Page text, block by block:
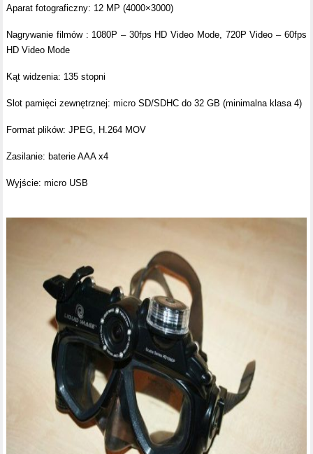
Aparat fotograficzny: 12 MP (4000×3000)
Nagrywanie filmów : 1080P – 30fps HD Video Mode, 720P Video – 60fps
HD Video Mode
Kąt widzenia: 135 stopni
Slot pamięci zewnętrznej: micro SD/SDHC do 32 GB (minimalna klasa 4)
Format plików: JPEG, H.264 MOV
Zasilanie: baterie AAA x4
Wyjście: micro USB